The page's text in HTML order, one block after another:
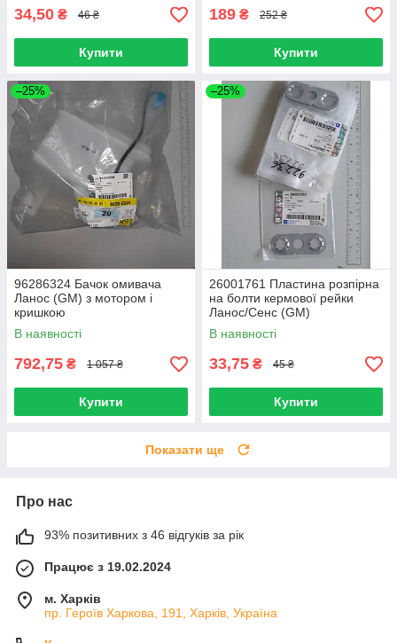
34,50 ₴ 46 ₴
Купити
189 ₴ 252 ₴
Купити
–25%
96286324 Бачок омивача
Ланос (GM) з мотором і
кришкою
В наявності
792,75 ₴ 1 057 ₴
Купити
–25%
26001761 Пластина розпірна
на болти кермової рейки
Ланос/Сенс (GM)
В наявності
33,75 ₴ 45 ₴
Купити
Показати ще
Про нас
93% позитивних з 46 відгуків за рік
Працює з 19.02.2024
м. Харків
пр. Героїв Харкова, 191, Харків, Україна